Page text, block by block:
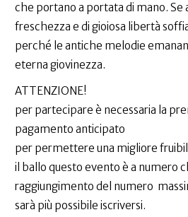
che portano a portata di mano. Se
freschezza e di gioiosa libertà
perché le antiche melodie
eterna giovinezza.
ATTENZIONE!
per partecipare è necessaria la
pagamento anticipato
per permettere una migliore
il ballo questo evento è a numero
raggiungimento del numero
sarà più possibile iscriversi.